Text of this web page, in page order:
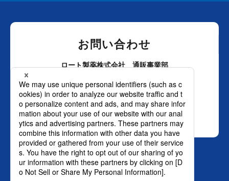
お問い合わせ
ロート製薬株式会社 通販事業部
0120-880-610
月～土：9時～21時 日祝：9時～18時
（年末年始を除く）
おかけ間違いのないようご注意ください。
SNS オフィシャルアカウント